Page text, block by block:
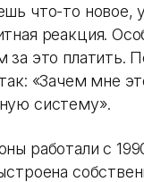
что-то новое,
реакция.
за это платить.
«Зачем мне
систему».
работали с